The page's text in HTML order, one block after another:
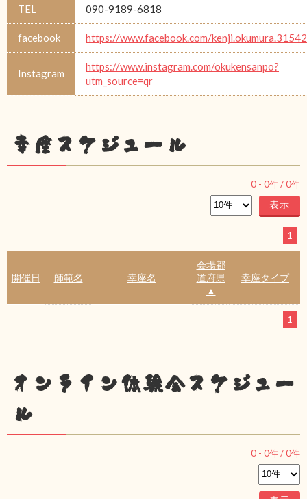
TEL 090-9189-6818
facebook https://www.facebook.com/kenji.okumura.31542
Instagram
https://www.instagram.com/okukensanpo?
utm_source=qr
幸座スケジュール
0 - 0件 /0件
1
開催日 師範名 幸座名
会場都
道府県
▲
幸座タイプ
1
オンライン体験会スケジュー
ル
0 - 0件 /0件